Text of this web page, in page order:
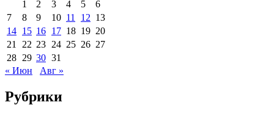
1 2 3 4 5
6
7
8 9 10 11 12 13
14 15 16 17 18 19 20
21
22 23 24 25 26 27
28 29 30 31
« Июн
Авг »
Рубрики